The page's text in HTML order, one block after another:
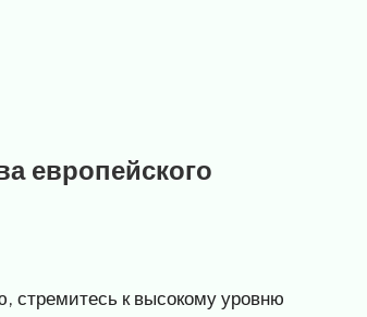
европейского
стремитесь к высокому уровню